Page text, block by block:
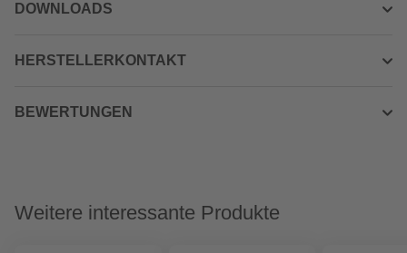
DOWNLOADS
HERSTELLERKONTAKT
BEWERTUNGEN
Weitere interessante Produkte